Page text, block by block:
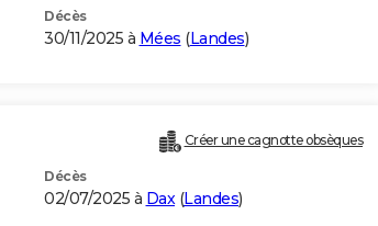
Décès
30/11/2025 à Mées (Landes)
Créer une cagnotte obsèques
Décès
02/07/2025 à Dax(Landes)